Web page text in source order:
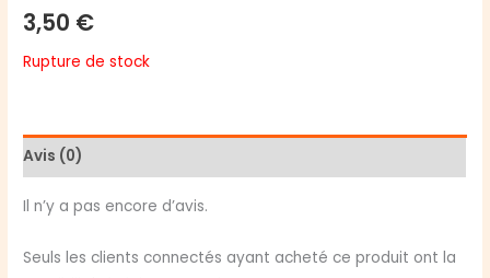
3,50 €
Rupture de stock
Avis (0)
Il n’y a pas encore d’avis.
Seuls les clients connectés ayant acheté ce produit ont la